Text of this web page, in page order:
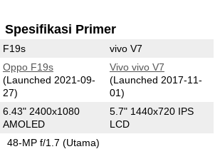
Spesifikasi Primer
F19s vivo V7
Oppo F19s
(Launched 2021-09-
27)
Vivo vivo V7
(Launched 2017-11-
01)
6.43" 2400x1080
AMOLED
5.7" 1440x720 IPS
LCD
48-MP f/1.7 (Utama)